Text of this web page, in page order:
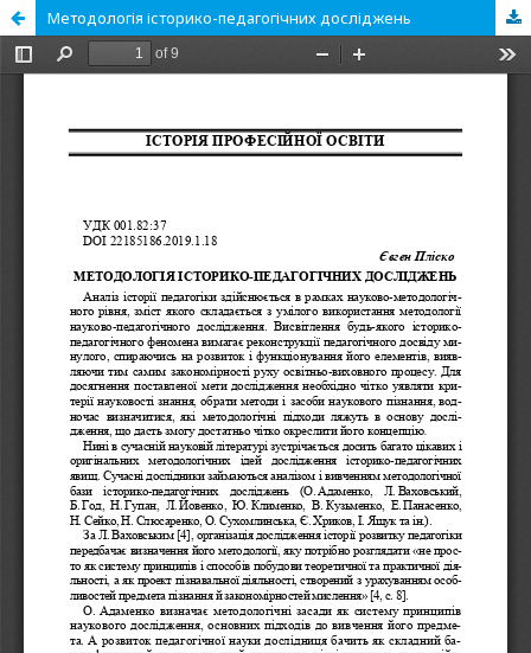
Методологія історико-педагогічних досліджень